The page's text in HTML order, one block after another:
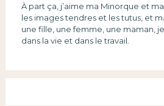
À part ça, j’aime ma Minorque et
les images tendres et les tutus, et
une fille, une femme, une maman,
dans la vie et dans le travail.